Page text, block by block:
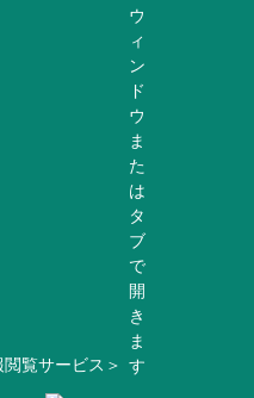
覧サービス＞